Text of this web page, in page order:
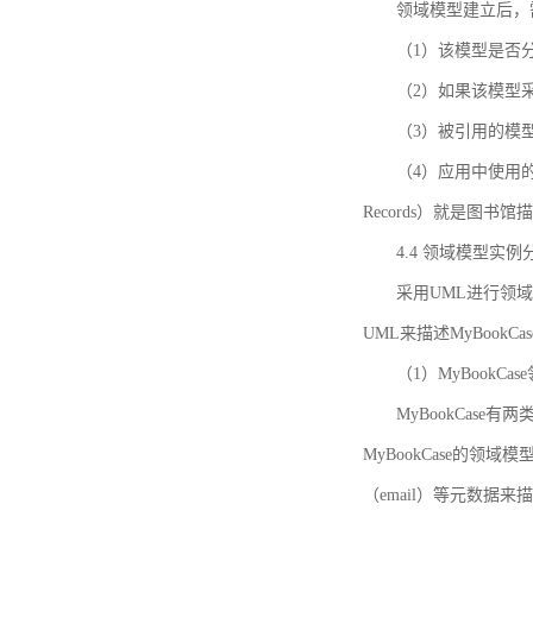
领域模型建立后
（1）该模型是
（2）如果该模
（3）被引用的模
（4）应用中使用
Records）就是图书馆
4.4 领域模型实例
采用UML进行领
UML来描述
（1）
MyBookCase有两
MyBookCase的领域模
（email）等元数据来